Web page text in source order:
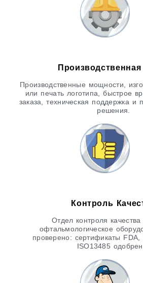
Производственные мощности,
или печать логотипа, быстрое
заказа, техническая поддержка и
решения.
Контроль
Отдел контроля
офтальмологическое
проверено: сертификаты
ISO13485